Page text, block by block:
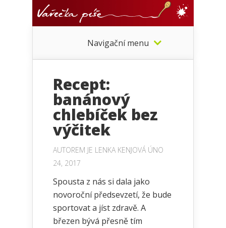
Navigační menu
Recept:
banánový
chlebíček bez
výčitek
AUTOREM JE LENKA KENJOVÁÚNO
24, 2017
Spousta z nás si dala jako
novoroční předsevzetí, že bude
sportovat a jíst zdravě. A
březen bývá přesně tím